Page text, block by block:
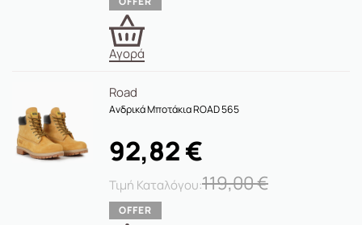
Αγορά
Road
Ανδρικά Μποτάκια ROAD 565
119,00€
92,82€